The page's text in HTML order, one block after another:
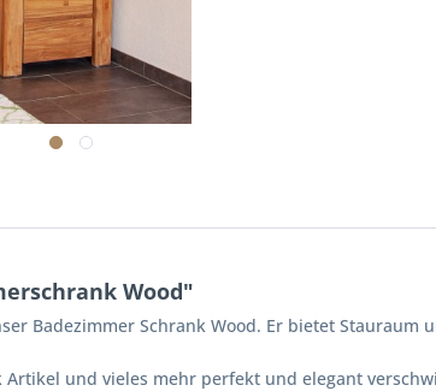
Wood"
Badezimmer Schrank Wood. Er bietet
und vieles mehr perfekt und elegant